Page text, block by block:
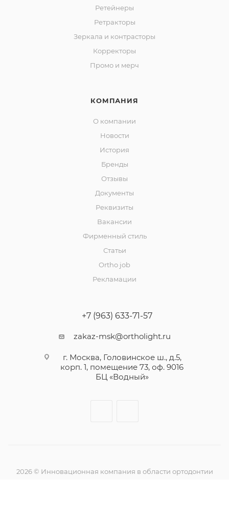
Ретейнеры
Ретракторы
Зеркала и контраcторы
Корректоры
Промо и мерч
КОМПАНИЯ
О компании
Новости
История
Бренды
Отзывы
Документы
Реквизиты
Вакансии
Фирменный стиль
Статьи
Ortho job
Рекламации
+7 (963) 633-71-57
zakaz-msk@ortholight.ru
г. Москва, Головинское ш., д.5,
корп. 1, помещение 73, оф. 9016
БЦ «Водный»
2026 © Инновационная компания в области ортодонтии